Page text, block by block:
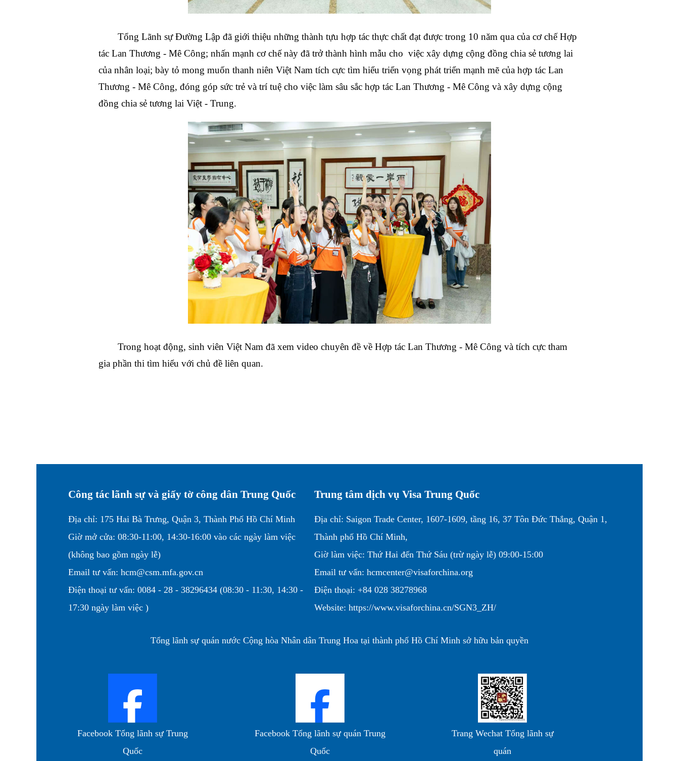
Tổng Lãnh sự Đường Lập đã giới thiệu những thành tựu hợp tác thực chất đạt được trong 10 năm qua của cơ chế Hợp
tác Lan Thương - Mê Công; nhấn mạnh cơ chế này đã trở thành hình mẫu cho việc xây dựng cộng đồng chia sẻ tương lai
của nhân loại; bày tỏ mong muốn thanh niên Việt Nam tích cực tìm hiểu triển vọng phát triển mạnh mẽ của hợp tác Lan
Thương - Mê Công, đóng góp sức trẻ và trí tuệ cho việc làm sâu sắc hợp tác Lan Thương - Mê Công và xây dựng cộng
đồng chia sẻ tương lai Việt - Trung.
Trong hoạt động, sinh viên Việt Nam đã xem video chuyên đề về Hợp tác Lan Thương - Mê Công và tích cực tham
gia phần thi tìm hiểu với chủ đề liên quan.
Công tác lãnh sự và giấy tờ công dân Trung Quốc
Địa chỉ: 175 Hai Bà Trưng, Quận 3, Thành Phố Hồ Chí Minh
Giờ mở cửa: 08:30-11:00, 14:30-16:00 vào các ngày làm việc
(không bao gồm ngày lễ)
Email tư vấn: hcm@csm.mfa.gov.cn
Điện thoại tư vấn: 0084 - 28 - 38296434 (08:30 - 11:30, 14:30 -
17:30 ngày làm việc )
Trung tâm dịch vụ Visa Trung Quốc
Địa chỉ: Saigon Trade Center, 1607-1609, tầng 16, 37 Tôn Đức Thắng, Quận 1,
Thành phố Hồ Chí Minh,
Giờ làm việc: Thứ Hai đến Thứ Sáu (trừ ngày lễ) 09:00-15:00
Email tư vấn: hcmcenter@visaforchina.org
Điện thoại: +84 028 38278968
Website: https://www.visaforchina.cn/SGN3_ZH/
Tổng lãnh sự quán nước Cộng hòa Nhân dân Trung Hoa tại thành phố Hồ Chí Minh sở hữu bản quyền
Facebook Tổng lãnh sự Trung
Quốc
Facebook Tổng lãnh sự quán Trung
Quốc
Trang Wechat Tổng lãnh sự
quán